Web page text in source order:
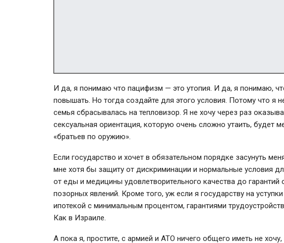
И да, я понимаю что пацифизм — это утопия. И да, я понимаю,
повышать. Но тогда создайте для этого условия. Потому что я
семья сбрасывалась на тепловизор. Я не хочу через раз
сексуальная ориентация, которую очень сложно утаить, будет
«братьев по оружию».
Если государство и хочет в обязательном порядке засунуть
мне хотя бы защиту от дискриминации и нормальные условия
от еды и медицины удовлетворительного качества до
позорных явлений. Кроме того, уж если я государству на
ипотекой с минимальным процентом, гарантиями
Как в Израиле.
А пока я, простите, с армией и АТО ничего общего иметь не